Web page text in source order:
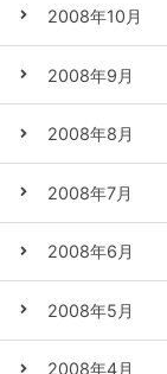
2008年10月
2008年9月
2008年8月
2008年7月
2008年6月
2008年5月
2008年4月